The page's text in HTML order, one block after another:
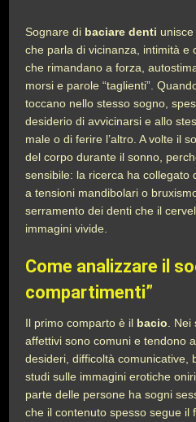
Sognare di baciare denti
che parla di vicinanza, intimità e
che rimandano a forza,
morsi e parole “taglienti”.
toccano nello stesso sogno,
desiderio di avvicinarsi e allo
male o di ferire l’altro. A volte il
del corpo durante il sonno,
sensibile: la ricerca ha collegato
a tensioni mandibolari o
serramento dei denti che il
immagini vivide.
Come analizzare il
compartimenti”
Il primo comparto è il bacio .
affettivi sono comuni e tendono
desideri, difficoltà comunicative,
studi sulle immagini erotiche
parte delle persone ha sogni
che il contenuto spesso segue il